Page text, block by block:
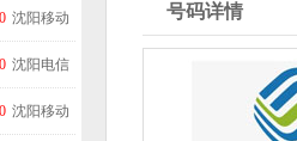
沈阳移动
沈阳电信
沈阳移动
号码详情